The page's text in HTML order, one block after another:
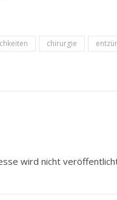
chirurgie
wird nicht